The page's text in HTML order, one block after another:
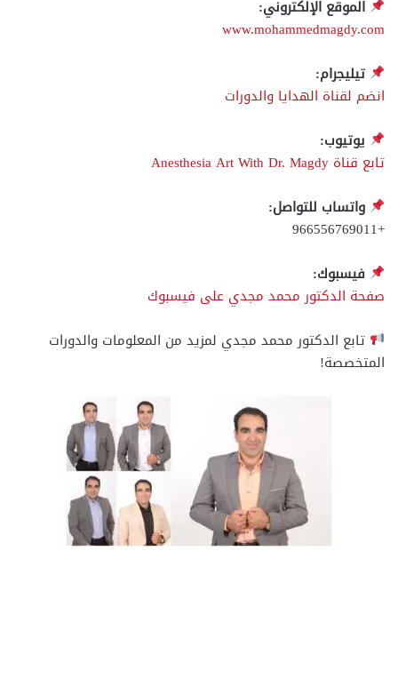
الموقع الإلكتروني:
www.mohammedmagdy.com
تيليجرام:
انضم لقناة الهدايا والدورات
يوتيوب:
تابع قناة Anesthesia Art With Dr. Magdy
واتساب للتواصل:
+966556769011
فيسبوك:
صفحة الدكتور محمد مجدي على فيسبوك
تابع الدكتور محمد مجدي لمزيد من المعلومات والدورات
المتخصصة!